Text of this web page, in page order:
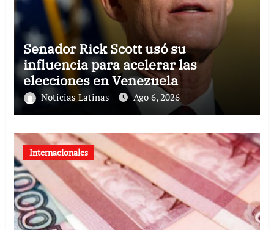
Senador Rick Scott usó su
influencia para acelerar las
elecciones en Venezuela
Noticias Latinas Ago 6, 2026
Internacionales